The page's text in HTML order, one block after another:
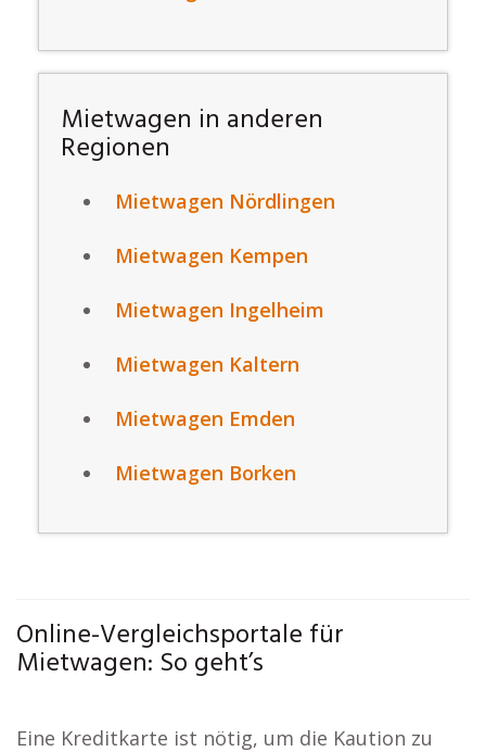
Mietwagen in anderen
Regionen
Mietwagen Nördlingen
Mietwagen Kempen
Mietwagen Ingelheim
Mietwagen Kaltern
Mietwagen Emden
Mietwagen Borken
Online-Vergleichsportale für
Mietwagen: So geht’s
Eine Kreditkarte ist nötig, um die Kaution zu